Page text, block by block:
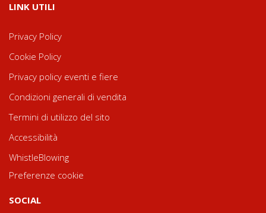
LINK UTILI
Privacy Policy
Cookie Policy
Privacy policy eventi e fiere
Condizioni generali di vendita
Termini di utilizzo del sito
Accessibilità
WhistleBlowing
Preferenze cookie
SOCIAL